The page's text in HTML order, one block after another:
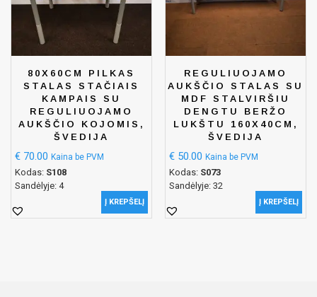
80X60CM PILKAS
STALAS STAČIAIS
KAMPAIS SU
REGULIUOJAMO
AUKŠČIO KOJOMIS,
ŠVEDIJA
€ 70.00 Kaina be PVM
Kodas: S108
Sandėlyje: 4
Į KREPŠELĮ
REGULIUOJAMO
AUKŠČIO STALAS SU
MDF STALVIRŠIU
DENGTU BERŽO
LUKŠTU 160X40CM,
ŠVEDIJA
€ 50.00 Kaina be PVM
Kodas: S073
Sandėlyje: 32
Į KREPŠELĮ